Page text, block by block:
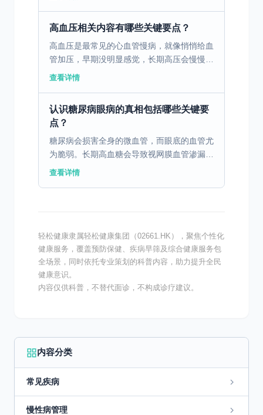
高血压相关内容有哪些关键要点？
高血压是最常见的心血管慢病，就像悄悄给血
管加压，早期没明显感觉，长期高压会慢慢损
伤心脑肾等器官，看似好管控，实则不能掉以
查看详情
认识糖尿病眼病的真相包括哪些关键要
点？
糖尿病会损害全身的微血管，而眼底的血管尤
为脆弱。长期高血糖会导致视网膜血管渗漏、
阻塞，引发一系列眼部问题。最常见的糖尿病
查看详情
轻松健康隶属轻松健康集团（02661.HK），聚焦个性化
健康服务，覆盖预防保健、疾病早筛及综合健康服务包
全场景，同时依托专业策划的科普内容，助力提升全民
健康意识。
内容仅供科普，不替代面诊，不构成诊疗建议。
内容分类
常见疾病
慢性病管理